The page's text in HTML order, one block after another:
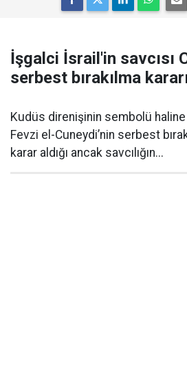
İşgalci İsrail'in savcısı
serbest bırakılma
Kudüs direnişinin sembolü haline
Fevzi el-Cuneydi’nin serbest
karar aldığı ancak savcılığın...